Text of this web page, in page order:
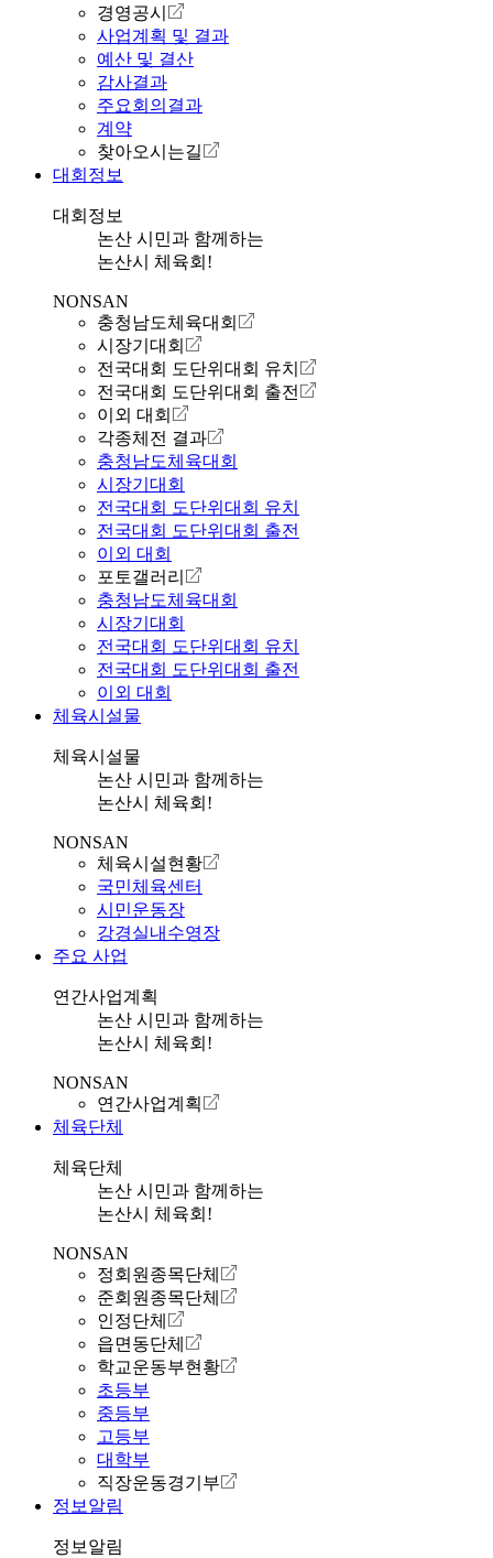
경영공시
사업계획 및 결과
예산 및 결산
감사결과
주요회의결과
계약
찾아오시는길
대회정보
대회정보
논산 시민과 함께하는
논산시 체육회!
NONSAN
충청남도체육대회
시장기대회
전국대회 도단위대회 유치
전국대회 도단위대회 출전
이외 대회
각종체전 결과
충청남도체육대회
시장기대회
전국대회 도단위대회 유치
전국대회 도단위대회 출전
이외 대회
포토갤러리
충청남도체육대회
시장기대회
전국대회 도단위대회 유치
전국대회 도단위대회 출전
이외 대회
체육시설물
체육시설물
논산 시민과 함께하는
논산시 체육회!
NONSAN
체육시설현황
국민체육센터
시민운동장
강경실내수영장
주요 사업
연간사업계획
논산 시민과 함께하는
논산시 체육회!
NONSAN
연간사업계획
체육단체
체육단체
논산 시민과 함께하는
논산시 체육회!
NONSAN
정회원종목단체
준회원종목단체
인정단체
읍면동단체
학교운동부현황
초등부
중등부
고등부
대학부
직장운동경기부
정보알림
정보알림